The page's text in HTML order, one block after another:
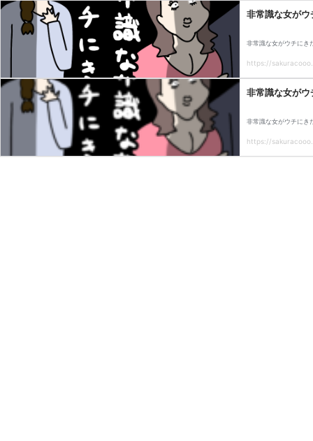
非常識な女が
非常識な女がウチに
https://
非常識な女が
非常識な女がウチに
https://